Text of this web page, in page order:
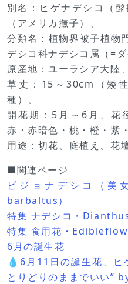
別名：ヒゲナデシコ（
（アメリカ撫子）、
分類名：植物界被子植物
デシコ科ナデシコ属（=ダ
原産地：ユーラシア大陸
草丈：15～30cm（矮
種）、
開花期：5月～6月、花
赤・赤暗色・桃・橙・紫
用途：切花、庭植え、花
■関連ページ
ビジョナデシコ（美
barbaltus）
特集 ナデシコ・
特集 食用花・
6月の誕生花
💧6月11日の誕生花、ヒ
とりどりのままでいい”